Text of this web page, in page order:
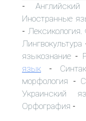
-
Иностранные
-
Лингвокультура
языкознание -
язык -
морфология -
Украинский
Орфография -